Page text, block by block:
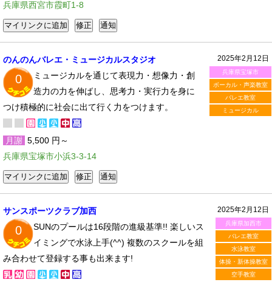
兵庫県西宮市霞町1-8
2025年2月12日
兵庫県宝塚市
ボーカル・声楽教室
バレエ教室
ミュージカル
のんのんバレエ・ミュージカルスタジオ
0
ミュージカルを通じて表現力・想像力・創
造力の力を伸ばし、思考力・実行力を身に
つけ積極的に社会に出て行く力をつけます。
月謝 5,500 円～
兵庫県宝塚市小浜3-3-14
2025年2月12日
兵庫県加西市
バレエ教室
水泳教室
体操・新体操教室
空手教室
サンスポーツクラブ加西
0
SUNのプールは16段階の進級基準!! 楽しいス
イミングで水泳上手(^^) 複数のスクールを組
み合わせて登録する事も出来ます!